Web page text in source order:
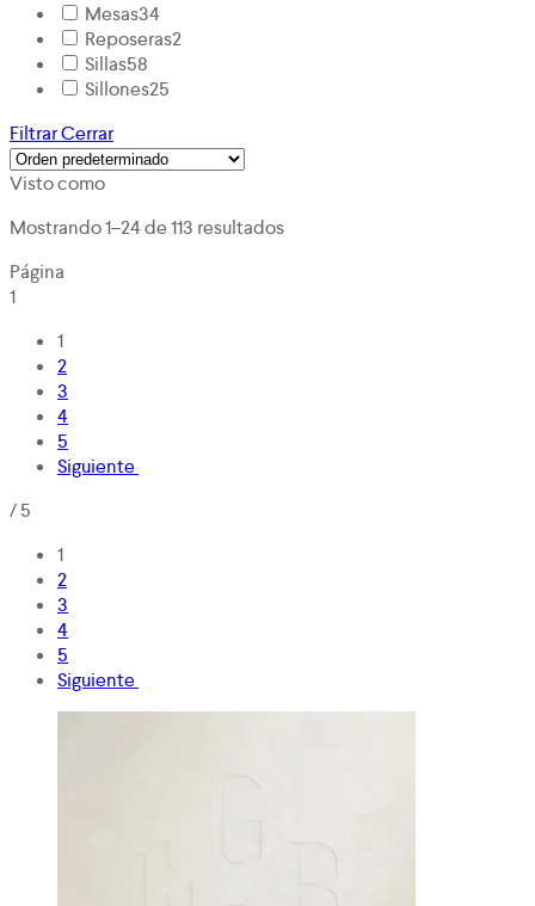
Mesas34
Reposeras2
Sillas58
Sillones25
FiltrarCerrar
Visto como
Mostrando 1–24 de 113 resultados
Página
1
1
2
3
4
5
Siguiente
/5
1
2
3
4
5
Siguiente